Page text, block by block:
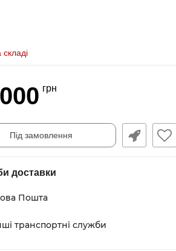
грн
Під замовлення
доставки
Пошта
транспортні служби